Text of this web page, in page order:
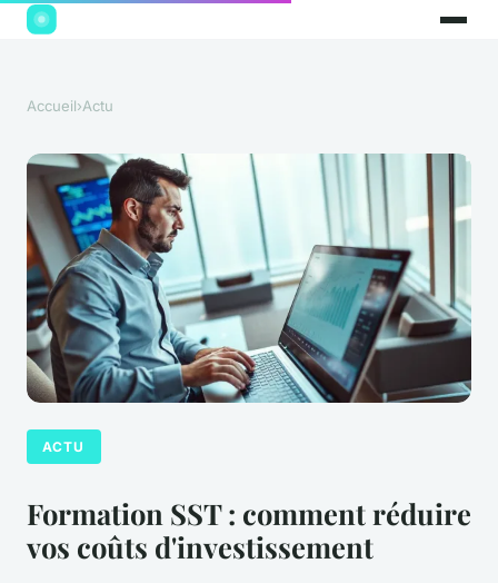
Accueil›Actu
ACTU
Formation SST : comment réduire
vos coûts d'investissement